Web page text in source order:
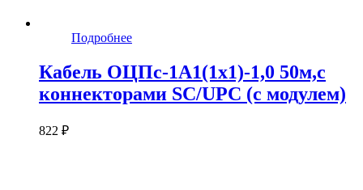
Подробнее
Кабель ОЦПс-1А1(1х1)-1,0 50м,c
коннекторами SC/UPC (с модулем)
822 ₽